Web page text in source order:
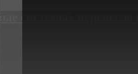
системы» перенесло